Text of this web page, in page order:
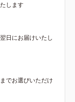
します
日にお届けいたし
でお選びいただけ